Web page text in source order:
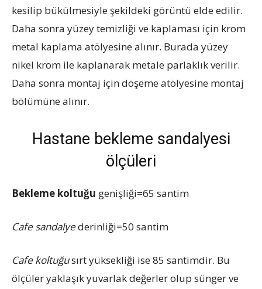
kesilip bükülmesiyle şekildeki görüntü elde edilir.
Daha sonra yüzey temizliği ve kaplaması için krom
metal kaplama atölyesine alınır. Burada yüzey
nikel krom ile kaplanarak metale parlaklık verilir.
Daha sonra montaj için döşeme atölyesine montaj
bölümüne alınır.
Hastane bekleme sandalyesi
ölçüleri
Bekleme koltuğu genişliği=65 santim
Cafe sandalyederinliği=50 santim
Cafe koltuğusırt yüksekliği ise 85 santimdir. Bu
ölçüler yaklaşık yuvarlak değerler olup sünger ve